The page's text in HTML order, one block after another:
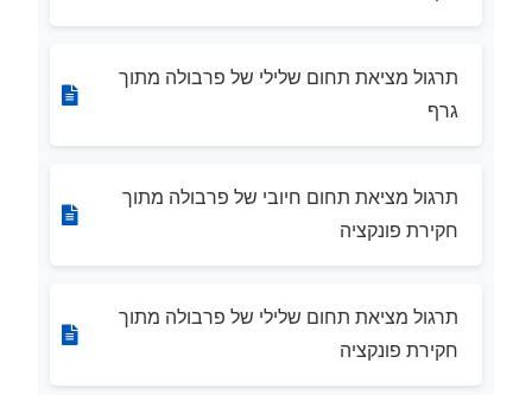
תרגול מציאת תחום שלילי של פרבולה מתוך
גרף
תרגול מציאת תחום חיובי של פרבולה מתוך
חקירת פונקציה
תרגול מציאת תחום שלילי של פרבולה מתוך
חקירת פונקציה